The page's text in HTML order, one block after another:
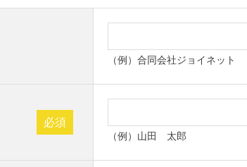
（例）合同会社ジョイネット
必須
（例）山田 太郎